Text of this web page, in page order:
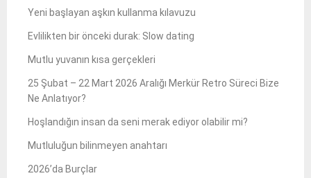
Yeni başlayan aşkın kullanma kılavuzu
Evlilikten bir önceki durak: Slow dating
Mutlu yuvanın kısa gerçekleri
25 Şubat – 22 Mart 2026 Aralığı Merkür Retro Süreci Bize
Ne Anlatıyor?
Hoşlandığın insan da seni merak ediyor olabilir mi?
Mutluluğun bilinmeyen anahtarı
2026’da Burçlar